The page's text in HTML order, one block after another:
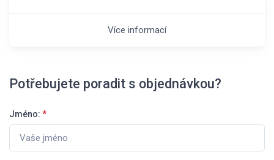
Více informací
Potřebujete poradit s objednávkou?
Jméno: *